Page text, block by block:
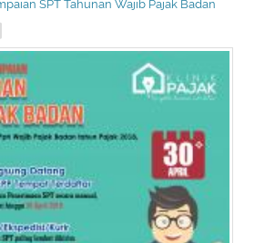
SPT Tahunan Wajib Pajak Badan